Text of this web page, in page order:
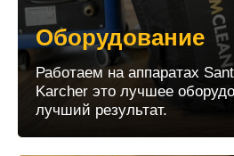
Оборудование
Работаем на аппаратах
Karcher это лучшее
лучший результат.